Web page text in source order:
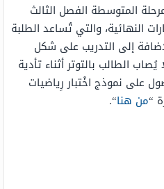
المتوسطة الفصل الثالث
النهائية، والتي تُساعد الطلبة
إلى التدريب على شكل
الطالب بالتوتر أثناء تأدية
على نموذج اخْتبار رِياضيات
من هنا“.